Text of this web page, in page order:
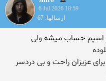
6 Jul 2026 18:59
ارسالها: 67
اسپم حساب میشه ولی
عزیزان راحت و بی دردسر